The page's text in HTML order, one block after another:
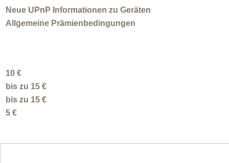
Neue UPnP Informationen zu Geräten
Allgemeine Prämienbedingungen
10 €
bis zu 15 €
bis zu 15 €
5 €